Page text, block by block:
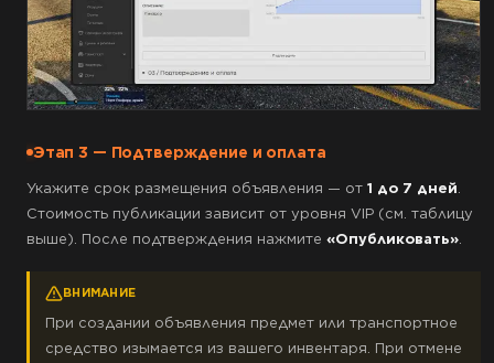
Этап 3 — Подтверждение и оплата
Укажите срок размещения объявления — от 1 до 7 дней.
Стоимость публикации зависит от уровня VIP (см. таблицу
выше). После подтверждения нажмите «Опубликовать».
ВНИМАНИЕ
При создании объявления предмет или транспортное
средство изымается из вашего инвентаря. При отмене